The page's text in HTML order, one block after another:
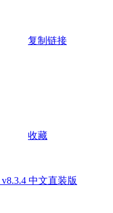
复制链接
收藏
中文直装版